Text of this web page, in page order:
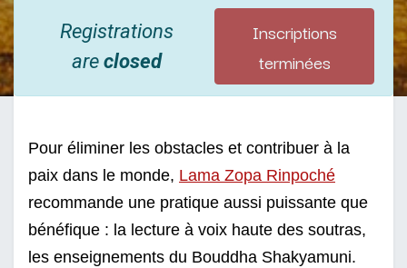
Registrations
areclosed
Inscriptions
terminées
Pour éliminer les obstacles et contribuer à la
paix dans le monde, Lama Zopa Rinpoché
recommande une pratique aussi puissante que
bénéfique : la lecture à voix haute des soutras,
les enseignements du Bouddha Shakyamuni.